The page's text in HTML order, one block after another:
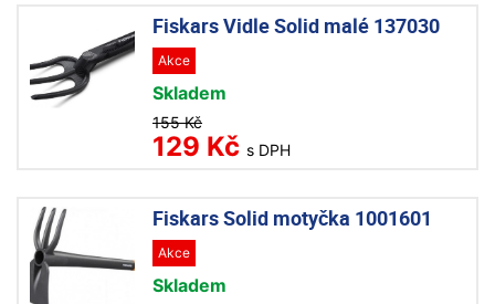
Fiskars Vidle Solid malé 137030
Akce
Skladem
155 Kč
129 Kč s DPH
Fiskars Solid motyčka 1001601
Akce
Skladem